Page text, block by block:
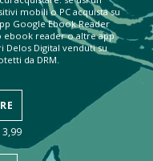
mobili o PC acquista su
Google Ebook Reader
ebook reader o altre app
Delos Digital venduti su
da DRM.
3,99